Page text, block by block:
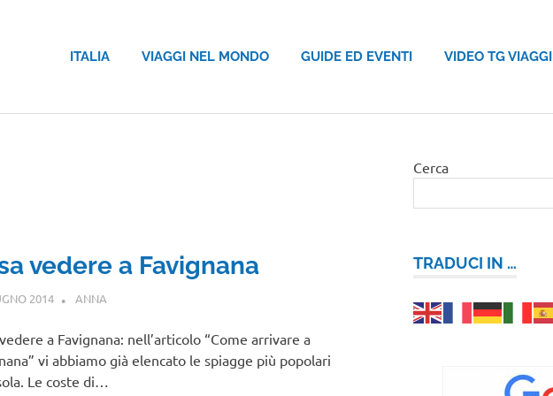
ITALIA VIAGGI NEL MONDO GUIDE ED EVENTI VIDEO TG VIAGGI
vedere a Favignana
2014 ANNA
a Favignana: nell’articolo “Come arrivare a
vi abbiamo già elencato le spiagge più popolari
Le coste di…
Cerca
TRADUCI IN …